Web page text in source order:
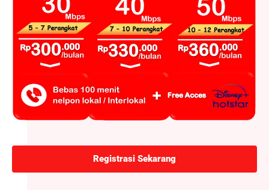
Registrasi Sekarang